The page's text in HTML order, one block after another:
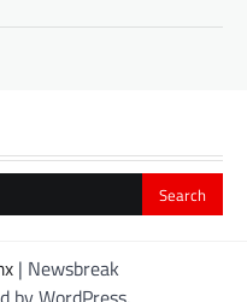
| Newsbreak